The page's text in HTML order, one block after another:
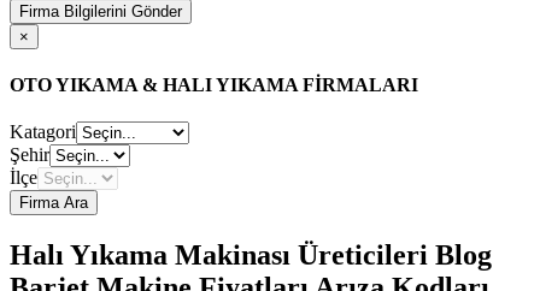
Firma Bilgilerini Gönder
×
OTO YIKAMA & HALI YIKAMA FİRMALARI
Katagori
Şehir
İlçe
Firma Ara
Halı Yıkama Makinası Üreticileri Blog